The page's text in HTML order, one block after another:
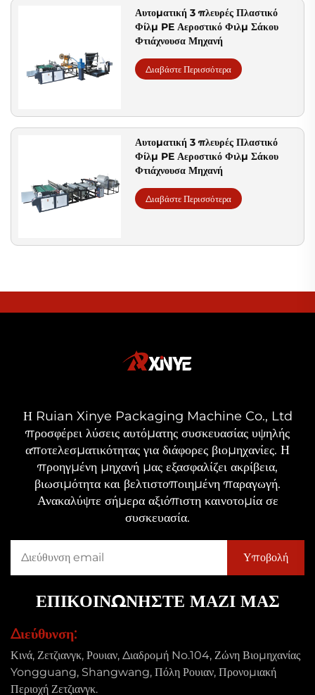
Αυτοματική 3 πλευρές Πλαστικό
Φίλμ PE Αεροστικό Φιλμ Σάκου
Φτιάχνουσα Μηχανή
Διαβάστε Περισσότερα
Αυτοματική 3 πλευρές Πλαστικό
Φίλμ PE Αεροστικό Φιλμ Σάκου
Φτιάχνουσα Μηχανή
Διαβάστε Περισσότερα
Η Ruian Xinye Packaging Machine Co., Ltd
προσφέρει λύσεις αυτόματης συσκευασίας υψηλής
αποτελεσματικότητας για διάφορες βιομηχανίες. Η
προηγμένη μηχανή μας εξασφαλίζει ακρίβεια,
βιωσιμότητα και βελτιστοποιημένη παραγωγή.
Ανακαλύψτε σήμερα αξιόπιστη καινοτομία σε
συσκευασία.
ΕΠΙΚΟΙΝΩΝΗΣΤΕ ΜΑΖΙ ΜΑΣ
Διεύθυνση:
Κινά, Ζετζιανγκ, Ρουιαν, Διαδρομή No.104, Ζώνη Βιομηχανίας
Yongguang, Shangwang, Πόλη Ρουιαν, Προνομιακή
Περιοχή Ζετζιανγκ.